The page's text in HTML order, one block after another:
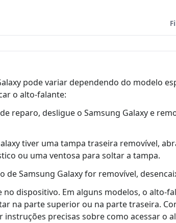
pode variar dependendo do modelo
o alto-falante:
reparo, desligue o Samsung Galaxy e
tiver uma tampa traseira removível,
ou uma ventosa para soltar a tampa.
de Samsung Galaxy for removível,
dispositivo. Em alguns modelos, o alto-
na parte superior ou na parte traseira.
precisas sobre como acessar o